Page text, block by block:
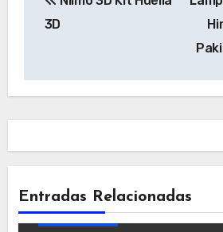
de3D
Entradas Relacionadas
Decoración